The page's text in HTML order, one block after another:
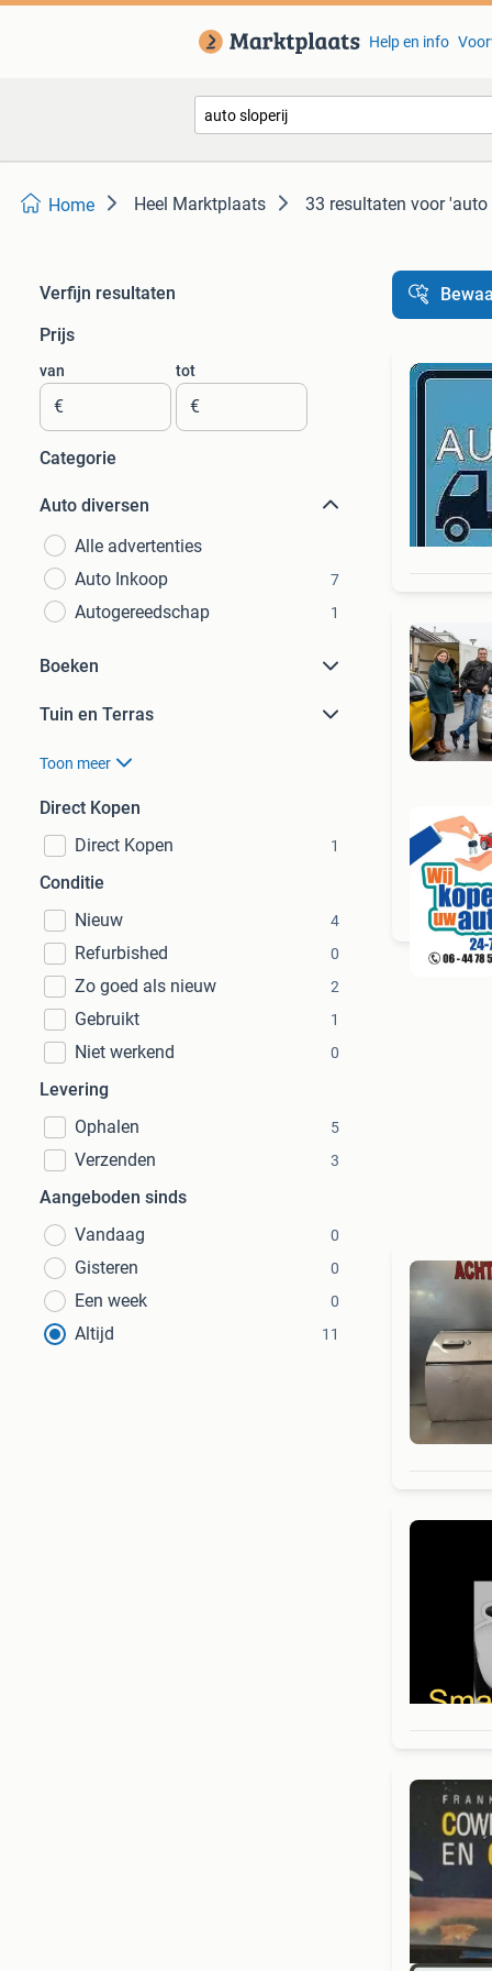
Help en info
Home Heel Marktplaats 33 resultaten voor
Verfijn resultaten
Prijs
van
€
tot
€
Categorie
Auto diversen
Alle advertenties
Auto Inkoop
7
Autogereedschap 1
Boeken
Tuin en Terras
Toon meer
Direct Kopen
Direct Kopen
1
Conditie
Nieuw
4
Refurbished 0
Zo goed als nieuw 2
Gebruikt 1
Niet werkend 0
Levering
Ophalen
5
Verzenden 3
Aangeboden sinds
Vandaag
0
Gisteren 0
Een week 0
Altijd 11